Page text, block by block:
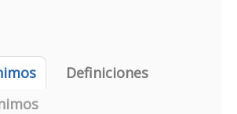
Definiciones